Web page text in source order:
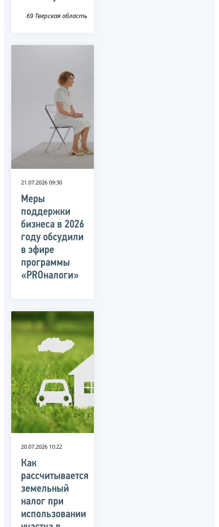
69 Тверская область
21.07.2026 09:30
Меры
поддержки
бизнеса в 2026
году обсудили
в эфире
программы
«PROналоги»
20.07.2026 10:22
Как
рассчитывается
земельный
налог при
использовании